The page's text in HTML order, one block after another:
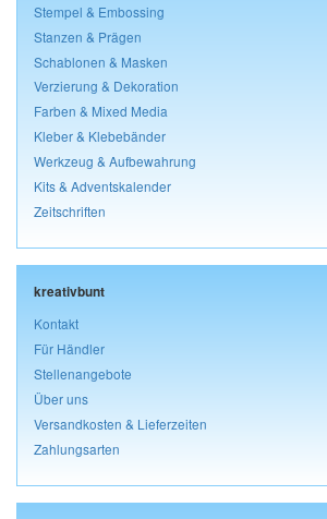
Stempel & Embossing
Stanzen & Prägen
Schablonen & Masken
Verzierung & Dekoration
Farben & Mixed Media
Kleber & Klebebänder
Werkzeug & Aufbewahrung
Kits & Adventskalender
Zeitschriften
kreativbunt
Kontakt
Für Händler
Stellenangebote
Über uns
Versandkosten & Lieferzeiten
Zahlungsarten